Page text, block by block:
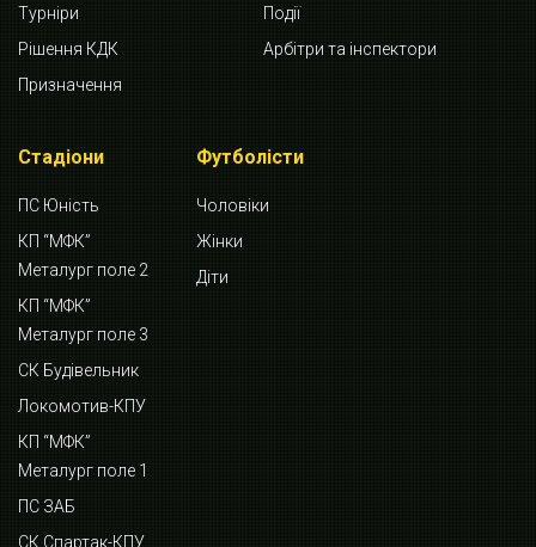
Турніри
Події
Рішення КДК
Арбітри та інспектори
Призначення
Стадіони
ПС Юність
КП “МФК”
Металург поле 2
КП “МФК”
Металург поле 3
СК Будівельник
Локомотив-КПУ
КП “МФК”
Металург поле 1
ПС ЗАБ
СК Спартак-КПУ
Футболісти
Чоловіки
Жінки
Діти